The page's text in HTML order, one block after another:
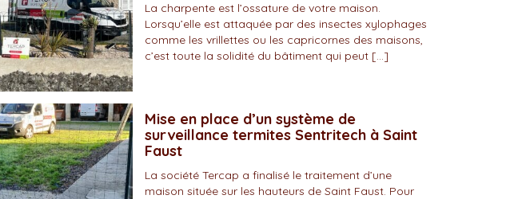
La charpente est l’ossature de votre maison.
Lorsqu’elle est attaquée par des insectes xylophages
comme les vrillettes ou les capricornes des maisons,
c’est toute la solidité du bâtiment qui peut […]
Mise en place d’un système de
surveillance termites Sentritech à Saint
Faust
La société Tercap a finalisé le traitement d’une
maison située sur les hauteurs de Saint Faust. Pour